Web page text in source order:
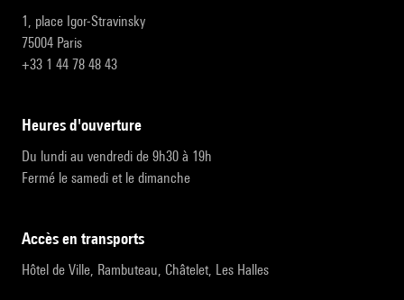
1, place Igor-Stravinsky
75004 Paris
+33 1 44 78 48 43
heures d'ouverture
Du lundi au vendredi de 9h30 à 19h
Fermé le samedi et le dimanche
accès en transports
Hôtel de Ville, Rambuteau, Châtelet, Les Halles